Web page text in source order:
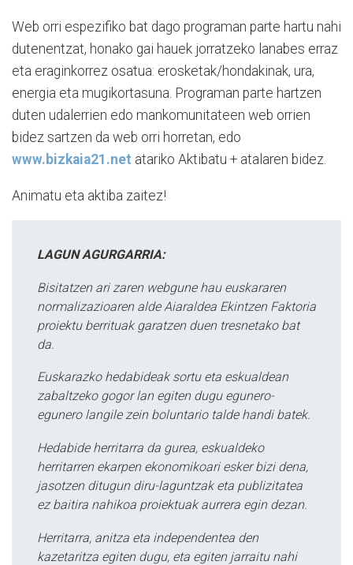
Web orri espezifiko bat dago programan parte hartu nahi
dutenentzat, honako gai hauek jorratzeko lanabes erraz
eta eraginkorrez osatua: erosketak/hondakinak, ura,
energia eta mugikortasuna. Programan parte hartzen
duten udalerrien edo mankomunitateen web orrien
bidez sartzen da web orri horretan, edo
www.bizkaia21.net atariko Aktibatu + atalaren bidez.
Animatu eta aktiba zaitez!
LAGUN AGURGARRIA:
Bisitatzen ari zaren webgune hau euskararen
normalizazioaren alde Aiaraldea Ekintzen Faktoria
proiektu berrituak garatzen duen tresnetako bat
da.
Euskarazko hedabideak sortu eta eskualdean
zabaltzeko gogor lan egiten dugu egunero-
egunero langile zein boluntario talde handi batek.
Hedabide herritarra da gurea, eskualdeko
herritarren ekarpen ekonomikoari esker bizi dena,
jasotzen ditugun diru-laguntzak eta publizitatea
ez baitira nahikoa proiektuak aurrera egin dezan.
Herritarra, anitza eta independentea den
kazetaritza egiten dugu, eta egiten jarraitu nahi